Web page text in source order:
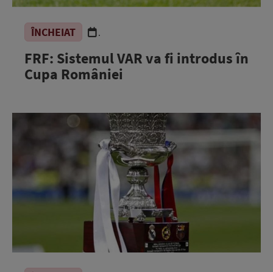
ÎNCHEIAT .
FRF: Sistemul VAR va fi introdus în
Cupa României